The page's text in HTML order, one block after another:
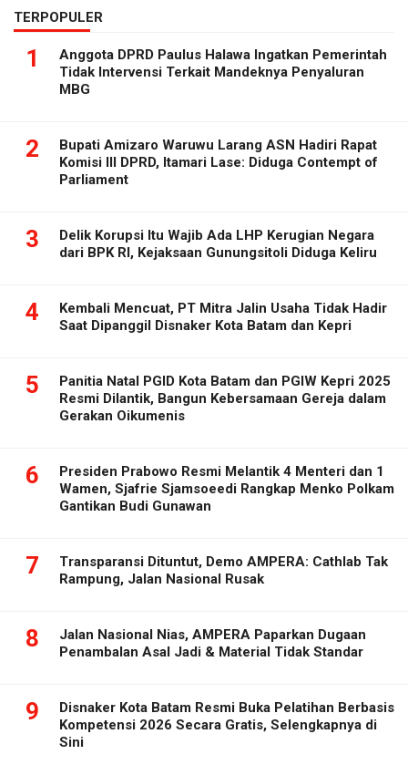
TERPOPULER
1
Anggota DPRD Paulus Halawa Ingatkan Pemerintah
Tidak Intervensi Terkait Mandeknya Penyaluran
MBG
2
Bupati Amizaro Waruwu Larang ASN Hadiri Rapat
Komisi III DPRD, Itamari Lase: Diduga Contempt of
Parliament
3
Delik Korupsi Itu Wajib Ada LHP Kerugian Negara
dari BPK RI, Kejaksaan Gunungsitoli Diduga Keliru
4
Kembali Mencuat, PT Mitra Jalin Usaha Tidak Hadir
Saat Dipanggil Disnaker Kota Batam dan Kepri
5
Panitia Natal PGID Kota Batam dan PGIW Kepri 2025
Resmi Dilantik, Bangun Kebersamaan Gereja dalam
Gerakan Oikumenis
6
Presiden Prabowo Resmi Melantik 4 Menteri dan 1
Wamen, Sjafrie Sjamsoeedi Rangkap Menko Polkam
Gantikan Budi Gunawan
7
Transparansi Dituntut, Demo AMPERA: Cathlab Tak
Rampung, Jalan Nasional Rusak
8
Jalan Nasional Nias, AMPERA Paparkan Dugaan
Penambalan Asal Jadi & Material Tidak Standar
9
Disnaker Kota Batam Resmi Buka Pelatihan Berbasis
Kompetensi 2026 Secara Gratis, Selengkapnya di
Sini